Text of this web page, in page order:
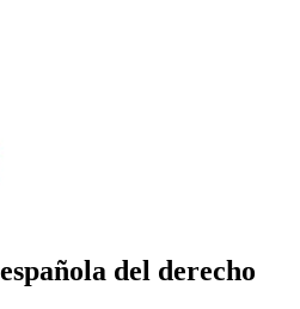
del derecho